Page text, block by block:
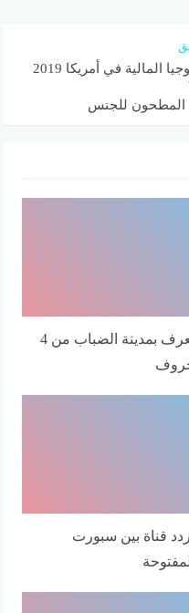
المطحون للجنس
تعرف بمدينة الضباب من 4
قناة بين سبورت